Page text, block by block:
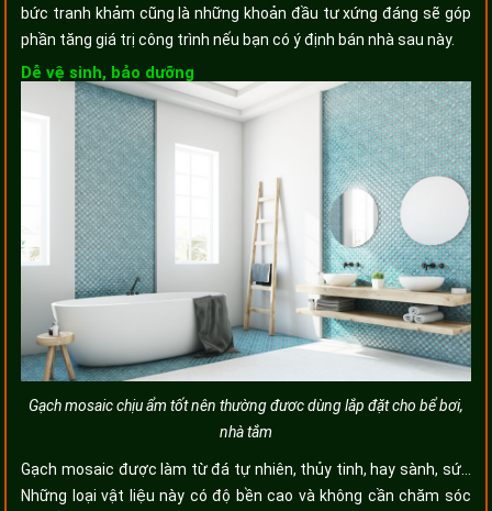
bức tranh khảm cũng là những khoản đầu tư xứng đáng sẽ góp
phần tăng giá trị công trình nếu bạn có ý định bán nhà sau này.
Dễ vệ sinh, bảo dưỡng
Gạch mosaic chịu ẩm tốt nên thường đươc dùng lắp đặt cho bể bơi,
nhà tắm
Gạch mosaic được làm từ đá tự nhiên, thủy tinh, hay sành, sứ…
Những loại vật liệu này có độ bền cao và không cần chăm sóc